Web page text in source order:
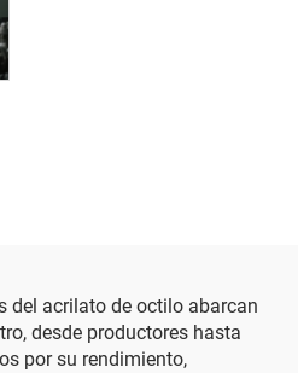
del acrilato de octilo abarcan
desde productores hasta
por su rendimiento,